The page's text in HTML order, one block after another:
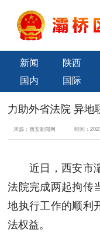
新闻 陕西
国内
国际
力助外省法院 异地
来源：西安新闻网 时间：
近日，西安市灞
法院完成两起拘传
地执行工作的顺利
法权益。